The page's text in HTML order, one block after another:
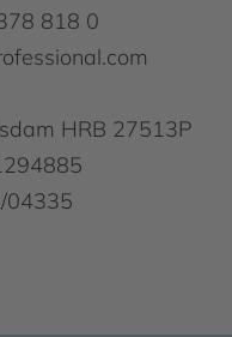
818 0
HRB 27513P
04335